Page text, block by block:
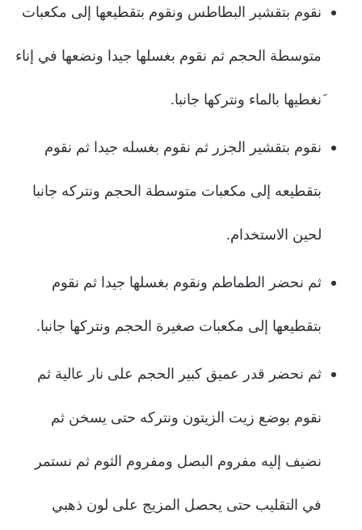
نقوم بتقشير البطاطس ونقوم بتقطيعها إلى مكعبات
متوسطة الحجم ثم نقوم بغسلها جيدا ونضعها في إناء
َنغطيها بالماء ونتركها جانبا.
نقوم بتقشير الجزر ثم نقوم بغسله جيدا ثم نقوم
بتقطيعه إلى مكعبات متوسطة الحجم ونتركه جانبا
لحين الاستخدام.
ثم نحضر الطماطم ونقوم بغسلها جيدا ثم نقوم
بتقطيعها إلى مكعبات صغيرة الحجم ونتركها جانبا.
ثم نحضر قدر عميق كبير الحجم على نار عالية ثم
نقوم بوضع زيت الزيتون ونتركه حتى يسخن ثم
نضيف إليه مفروم البصل ومفروم الثوم ثم نستمر
في التقليب حتى يحصل المزيج على لون ذهبي